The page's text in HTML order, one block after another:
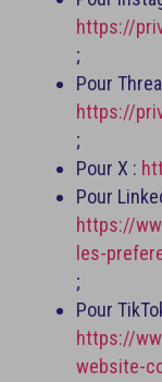
https://
;
Pour
https://
;
Pour X :
Pour
https://
les-
;
Pour
https://
website-